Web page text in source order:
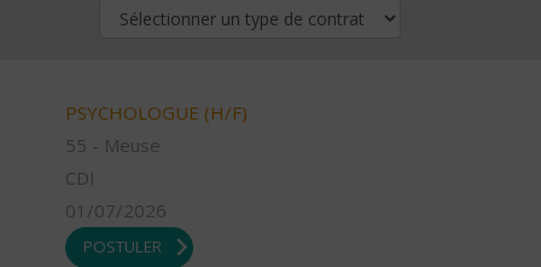
PSYCHOLOGUE (H/F)
55 - Meuse
CDI
01/07/2026
POSTULER